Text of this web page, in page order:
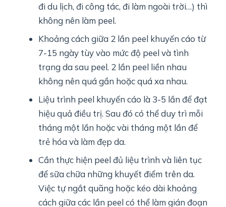
đi du lịch, đi công tác, đi làm ngoài trời…) thì
không nên làm peel.
Khoảng cách giữa 2 lần peel khuyến cáo từ
7-15 ngày tùy vào mức độ peel và tình
trạng da sau peel. 2 lần peel liền nhau
không nên quá gần hoặc quá xa nhau.
Liệu trình peel khuyến cáo là 3-5 lần để đạt
hiệu quả điều trị. Sau đó có thể duy trì mỗi
tháng một lần hoặc vài tháng một lần để
trẻ hóa và làm đẹp da.
Cần thực hiện peel đủ liệu trình và liên tục
để sữa chữa những khuyết điểm trên da.
Việc tự ngắt quãng hoặc kéo dài khoảng
cách giữa các lần peel có thể làm gián đoạn